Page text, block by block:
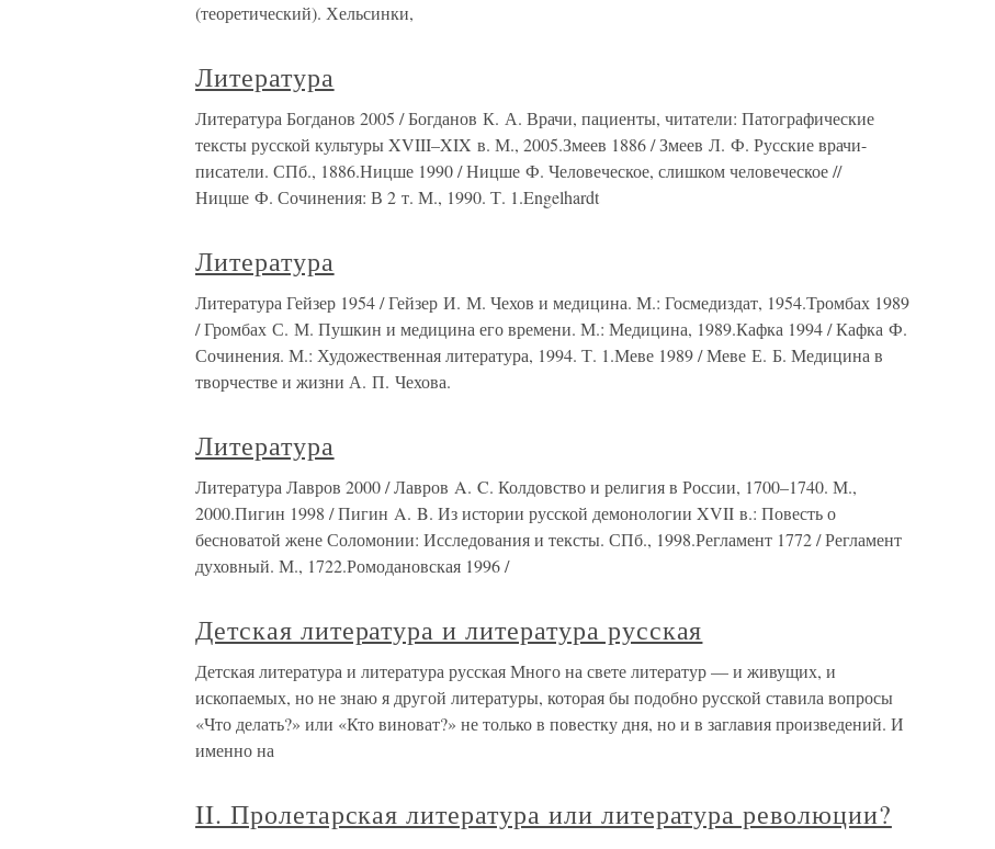
(теоретический). Хельсинки,
Литература
Литература Богданов 2005 / Богданов К. А. Врачи, пациенты, читатели: Патографические
тексты русской культуры XVIII–XIX в. М., 2005.Змеев 1886 / Змеев Л. Ф. Русские врачи-
писатели. СПб., 1886.Ницше 1990 / Ницше Ф. Человеческое, слишком человеческое //
Ницше Ф. Сочинения: В 2 т. М., 1990. Т. 1.Engelhardt
Литература
Литература Гейзер 1954 / Гейзер И. М. Чехов и медицина. М.: Госмедиздат, 1954.Тромбах 1989
/ Громбах С. М. Пушкин и медицина его времени. М.: Медицина, 1989.Кафка 1994 / Кафка Ф.
Сочинения. М.: Художественная литература, 1994. Т. 1.Меве 1989 / Меве Е. Б. Медицина в
творчестве и жизни А. П. Чехова.
Литература
Литература Лавров 2000 / Лавров A. C. Колдовство и религия в России, 1700–1740. М.,
2000.Пигин 1998 / Пигин A. B. Из истории русской демонологии XVII в.: Повесть о
бесноватой жене Соломонии: Исследования и тексты. СПб., 1998.Регламент 1772 / Регламент
духовный. М., 1722.Ромодановская 1996 /
Детская литература и литература русская
Детская литература и литература русская Много на свете литератур — и живущих, и
ископаемых, но не знаю я другой литературы, которая бы подобно русской ставила вопросы
«Что делать?» или «Кто виноват?» не только в повестку дня, но и в заглавия произведений. И
именно на
II. Пролетарская литература или литература революции?